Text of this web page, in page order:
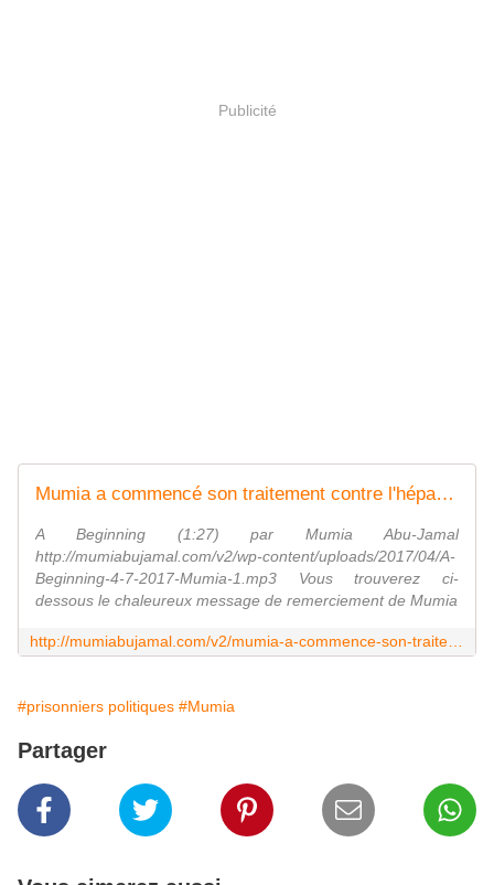
Publicité
Mumia a commencé son traitement contre l'hépatite C
A Beginning (1:27) par Mumia Abu-Jamal
http://mumiabujamal.com/v2/wp-content/uploads/2017/04/A-
Beginning-4-7-2017-Mumia-1.mp3 Vous trouverez ci-
dessous le chaleureux message de remerciement de Mumia
#prisonniers politiques #Mumia
Partager